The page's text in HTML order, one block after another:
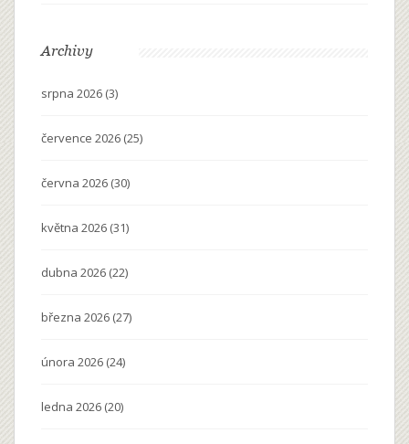
Archivy
srpna 2026 (3)
července 2026 (25)
června 2026 (30)
května 2026 (31)
dubna 2026 (22)
března 2026 (27)
února 2026 (24)
ledna 2026 (20)